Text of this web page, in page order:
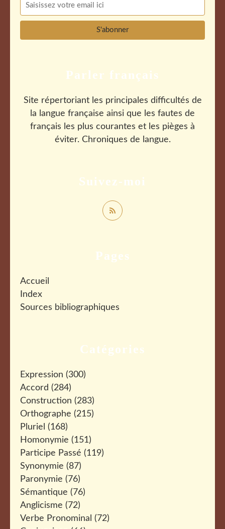
Catégories
Expression (300)
Accord (284)
Construction (283)
Orthographe (215)
Pluriel (168)
Homonymie (151)
Participe Passé (119)
Synonymie (87)
Paronymie (76)
Sémantique (76)
Anglicisme (72)
Verbe Pronominal (72)
Pages
Accueil
Index
Sources bibliographiques
Suivez-moi
Parler français
Site répertoriant les principales difficultés de
la langue française ainsi que les fautes de
français les plus courantes et les pièges à
éviter. Chroniques de langue.